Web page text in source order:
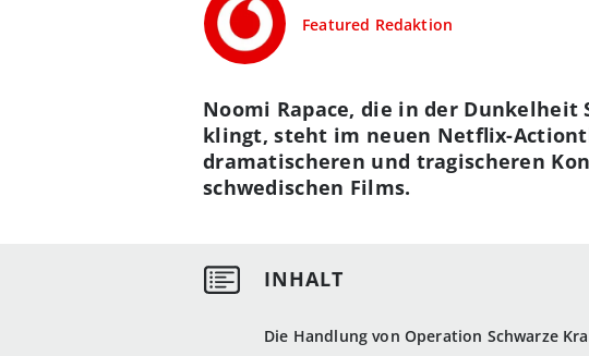
Featured Redaktion
Die Handlung von Operation Schwarze
Noomi Rapace, die in der
klingt, steht im neuen Netflix-
dramatischeren und tragischeren
schwedischen Films.